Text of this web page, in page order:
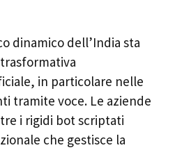
dinamico dell’India sta
in particolare nelle
tramite voce. Le aziende
i rigidi bot scriptati
che gestisce la